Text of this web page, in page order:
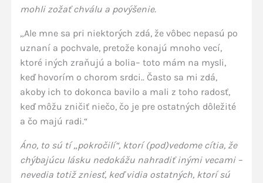
mohli zožať chválu a povýšenie.
„Ale mne sa pri niektorých zdá, že vôbec nepasú po
uznaní a pochvale, pretože konajú mnoho vecí,
ktoré iných zraňujú a bolia– toto mám na mysli,
keď hovorím o chorom srdci.. Často sa mi zdá,
akoby ich to dokonca bavilo a mali z toho radosť,
keď môžu zničiť niečo, čo je pre ostatných dôležité
a čo majú radi.“
Áno, to sú tí „pokročilí“, ktorí (pod)vedome cítia, že
chýbajúcu lásku nedokážu nahradiť inými vecami –
nevedia totiž zniesť, keď vidia ostatných, ktorí sú